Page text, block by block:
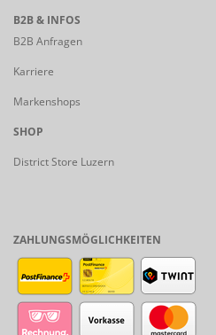
B2B & INFOS
B2B Anfragen
Karriere
Markenshops
SHOP
District Store Luzern
ZAHLUNGSMÖGLICHKEITEN